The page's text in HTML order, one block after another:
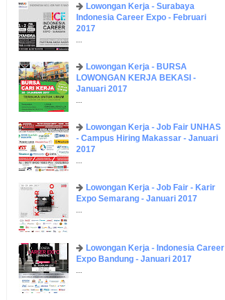
Lowongan Kerja - Surabaya
Indonesia Career Expo - Februari
2017
...
Lowongan Kerja - BURSA
LOWONGAN KERJA BEKASI -
Januari 2017
...
Lowongan Kerja - Job Fair UNHAS
- Campus Hiring Makassar - Januari
2017
...
Lowongan Kerja - Job Fair - Karir
Expo Semarang - Januari 2017
...
Lowongan Kerja - Indonesia Career
Expo Bandung - Januari 2017
...